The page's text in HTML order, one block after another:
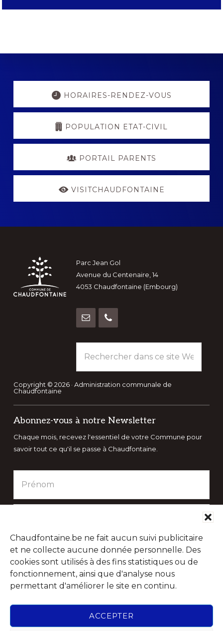
Chaudfontaine.be ne fait aucun suivi publicitaire
et ne collecte aucune donnée personnelle. Des
cookies sont utilisés à des fins statistiques ou de
fonctionnement, ainsi que d'analyse nous
permettant d'améliorer le site en continu.
ACCEPTER
Explore
HORAIRES-RENDEZ-VOUS
POPULATION ETAT-CIVIL
PORTAIL PARENTS
VISITCHAUDFONTAINE
Footer
Parc Jean Gol
Avenue du Centenaire, 14
4053 Chaudfontaine (Embourg)
dans
ce
site
Copyright © 2026 · Administration communale de
Chaudfontaine
Abonnez-vous à notre Newsletter
Chaque mois, recevez l'essentiel de votre Commune pour
savoir tout ce qu'il se passe à Chaudfontaine.
Suivez-nous sur les réseaux sociaux